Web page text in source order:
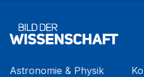
Astronomie & Physik